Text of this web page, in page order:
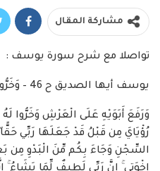
مشاركة المقال
تواصلا مع شرح سورة يوسف :
يوسف أيها الصديق ح 46 – وَخَرُّوا لَهُ سُجَّدًا
وَرَفَعَ أَبَوَيْهِ عَلَى الْعَرْشِ وَخَرُّوا
رُؤْيَايَ مِن قَبْلُ قَدْ جَعَلَهَا رَبِّي
السِّجْنِ وَجَاءَ بِكُم مِّنَ الْبَدْوِ مِن